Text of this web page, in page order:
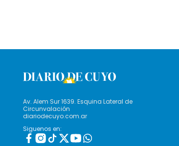
Av. Alem Sur 1639. Esquina Lateral de
Circunvalación
diariodecuyo.com.ar
Siguenos en: